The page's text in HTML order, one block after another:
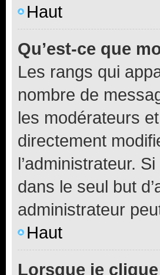
Haut
Qu’est-ce que
Les rangs qui
nombre de
les modérateurs
directement
l’administrateur.
dans le seul but
administrateur
Haut
Lorsque je